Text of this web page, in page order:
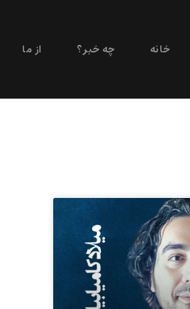
خانه چه خبر؟ از ما